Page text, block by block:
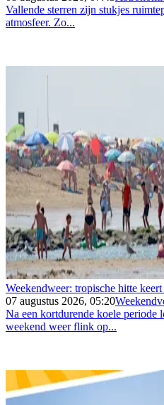
Vallende sterren zijn stukjes
atmosfeer. Zo...
Weekendweer: tropische hitte
07 augustus 2026, 05:20
Na een kortdurende koele periode
weekend weer flink op...